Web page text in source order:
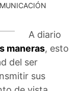
A diario
maneras, esto
del ser
sus